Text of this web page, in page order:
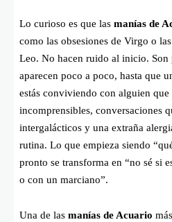
Lo curioso es que las manías de
como las obsesiones de Virgo o
Leo. No hacen ruido al inicio. Son
aparecen poco a poco, hasta que
estás conviviendo con alguien que
incomprensibles, conversaciones
intergalácticos y una extraña
rutina. Lo que empieza siendo
pronto se transforma en “no sé si
o con un marciano”.
Una de las manías de Acuario